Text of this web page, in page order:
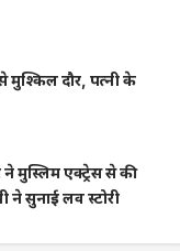
मुश्किल दौर, पत्नी के
मुस्लिम एक्ट्रेस से की
ने सुनाई लव स्टोरी